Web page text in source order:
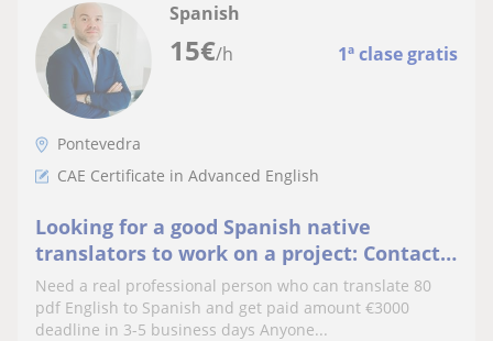
15€/h 1ª clase gratis
Spanish
Pontevedra
CAE Certificate in Advanced English
Looking for a good Spanish native
translators to work on a project: Contact
the project manager,
https://t.me/williammarkprojectma
Need a real professional person who can translate 80
pdf English to Spanish and get paid amount €3000
deadline in 3-5 business days Anyone...